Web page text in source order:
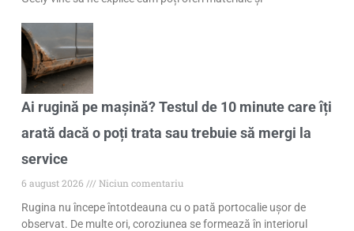
Ai rugină pe mașină? Testul de 10 minute care îți
arată dacă o poți trata sau trebuie să mergi la
service
6 august 2026
Niciun comentariu
Rugina nu începe întotdeauna cu o pată portocalie ușor de
observat. De multe ori, coroziunea se formează în interiorul